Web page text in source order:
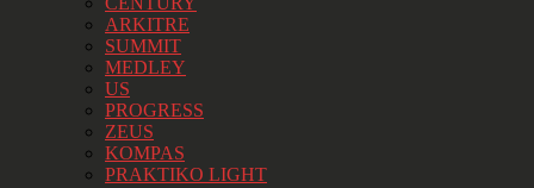
ARKITRE
SUMMIT
MEDLEY
US
PROGRESS
ZEUS
KOMPAS
PRAKTIKO LIGHT